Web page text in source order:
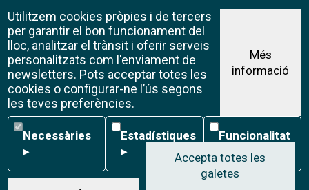
Mapa web
Política de galetes
Avís legal
©CRAI Universitat de Barcelona
Creative Commons 4.0
Utilitzem cookies pròpies i de tercers
per garantir el bon funcionament del
lloc, analitzar el trànsit i oferir serveis
personalitzats com l'enviament de
newsletters. Pots acceptar totes les
cookies o configurar-ne l’ús segons
les teves preferències.
Més
informació
Necessàries
Necessàries
▸
Estadístiques
Estadístiques
▸
Funcionalitat
Funcionalitat
▸
Accepta totes les
galetes